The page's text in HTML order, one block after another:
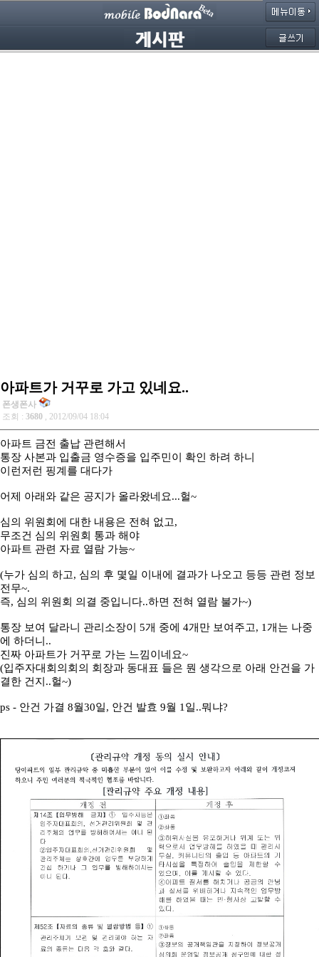
아파트가 거꾸로 가고 있네요..
폰생폰사
조회 : 3680 , 2012/09/04 18:04
아파트 금전 출납 관련해서
통장 사본과 입출금 영수증을 입주민이 확인 하려 하니
이런저런 핑계를 대다가
어제 아래와 같은 공지가 올라왔네요...헐~
심의 위원회에 대한 내용은 전혀 없고,
무조건 심의 위원회 통과 해야
아파트 관련 자료 열람 가능~
(누가 심의 하고, 심의 후 몇일 이내에 결과가 나오고 등등 관련 정보
전무~.
즉, 심의 위원회 의결 중입니다..하면 전혀 열람 불가~)
통장 보여 달라니 관리소장이 5개 중에 4개만 보여주고, 1개는 나중
에 하더니..
진짜 아파트가 거꾸로 가는 느낌이네요~
(입주자대회의회의 회장과 동대표 들은 뭔 생각으로 아래 안건을 가
결한 건지..헐~)
ps - 안건 가결 8월30일, 안건 발효 9월 1일..뭐냐?